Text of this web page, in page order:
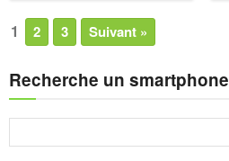
1 2 3 Suivant »
Recherche un smartphone